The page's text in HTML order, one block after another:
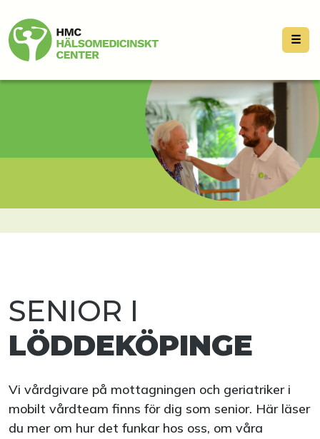
☰
SENIOR I
LÖDDEKÖPINGE
Vi vårdgivare på mottagningen och geriatriker i
mobilt vårdteam finns för dig som senior. Här läser
du mer om hur det funkar hos oss, om våra